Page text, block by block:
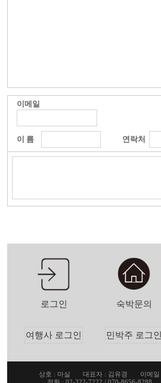
이메일
이 름 연락처
로그인 숙박문의
여행사 로그인 민박주 로그인
상호 : 마실 대표자 : 김유경 이메일 :